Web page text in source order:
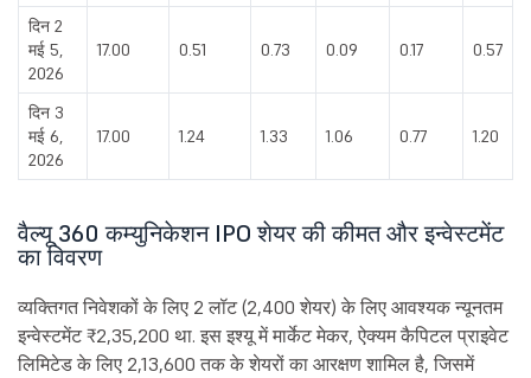
दिन 2
मई 5,
2026
17.00 0.51 0.73 0.09 0.17 0.57
दिन 3
मई 6,
2026
17.00 1.24 1.33 1.06 0.77 1.20
वैल्यू 360 कम्युनिकेशन IPO शेयर की कीमत और इन्वेस्टमेंट
का विवरण
व्यक्तिगत निवेशकों के लिए 2 लॉट (2,400 शेयर) के लिए आवश्यक न्यूनतम
इन्वेस्टमेंट ₹2,35,200 था. इस इश्यू में मार्केट मेकर, ऐक्यम कैपिटल प्राइवेट
लिमिटेड के लिए 2,13,600 तक के शेयरों का आरक्षण शामिल है, जिसमें